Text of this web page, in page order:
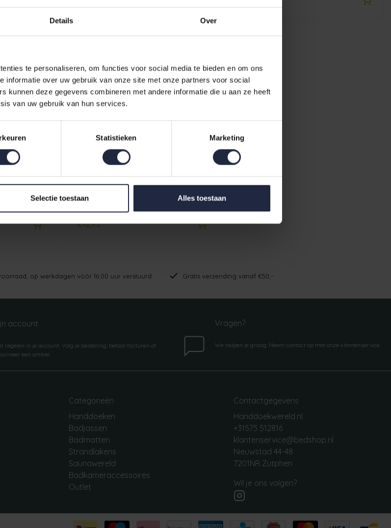
Details Over
te personaliseren, om functies voor social media te bieden en om ons
informatie over uw gebruik van onze site met onze partners voor social
kunnen deze gegevens combineren met andere informatie die u aan ze heeft
van uw gebruik van hun services.
Statistieken Marketing
Selectie toestaan Alles toestaan
Cawö Lifestyle Uni Handdoek wasabi
€12,95
op werkdagen vóór 16:00 uur verstuurd. Gratis verzending vanaf €50,-
account
regelen in je account. Volg je bestelling, betaal facturen of
een artikel.
Vragen?
We helpen je graag. Neem contact op met onze klantenservice.
Categorieën
Handdoeken
Badjassen
Badmatten
Strandlakens
Saunawereld
Badkameraccessoires
Outlet
Contactgegevens
Handdoekwereld.nl
+31575 512816
klantenservice@bedshop.nl
Nieuwstad 44-48
7201NR Zutphen
Wil je ons volgen?